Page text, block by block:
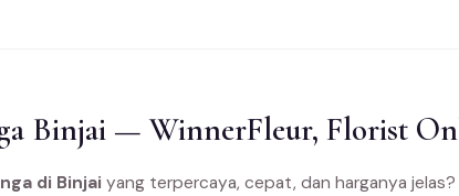
Binjai — WinnerFleur, Florist
di Binjai yang terpercaya, cepat, dan harganya jelas?